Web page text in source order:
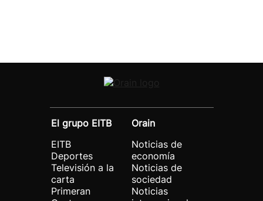
El grupo EITB
EITB
Deportes
Televisión a la
carta
Primeran
Orain
Noticias de
economía
Noticias de
sociedad
Noticias